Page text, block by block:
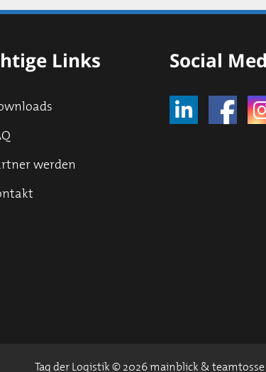
Links
werden
Social
Tag der Logistik © 2026 mainblick & teamtosse